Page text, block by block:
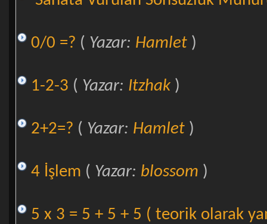
0/0 =? ( Yazar: Hamlet)
1-2-3 ( Yazar: Itzhak)
2+2=? ( Yazar: Hamlet)
4 İşlem ( Yazar: blossom )
5 x 3 = 5 + 5 + 5 ( teorik olarak